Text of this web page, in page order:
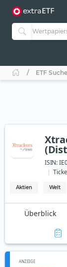
ETF Suche
ISIN:
Aktien Welt
Überblick
ANZEIGE